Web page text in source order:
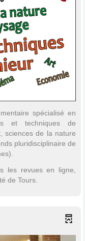
spécialisé en
et techniques de
sciences de la nature
pluridisciplinaire de
les revues en ligne,
de Tours.